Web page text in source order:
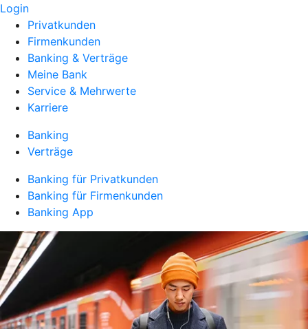
Login
Privatkunden
Firmenkunden
Banking & Verträge
Meine Bank
Service & Mehrwerte
Karriere
Banking
Verträge
Banking für Privatkunden
Banking für Firmenkunden
Banking App